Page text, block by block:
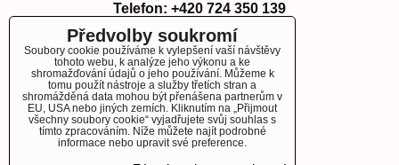
Telefon: +420 724 350 139
E-mail: info@r-kontakt.com
info@r-kontakt.com
OBJEDNÁVKY
Předvolby soukromí
Soubory cookie používáme k vylepšení vaší návštěvy
tohoto webu, k analýze jeho výkonu a ke
shromažďování údajů o jeho používání. Můžeme k
tomu použít nástroje a služby třetích stran a
shromážděná data mohou být přenášena partnerům v
EU, USA nebo jiných zemích. Kliknutím na „Přijmout
všechny soubory cookie“ vyjadřujete svůj souhlas s
tímto zpracováním. Níže můžete najít podrobné
informace nebo upravit své preference.